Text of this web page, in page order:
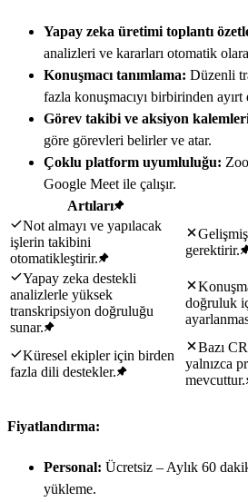
Yapay zeka üretimi toplantı
analizleri ve kararları otomatik
Konuşmacı tanımlama: Düzenli
fazla konuşmacıyı birbirinden ayırt
Görev takibi ve aksiyon
göre görevleri belirler ve atar.
Çoklu platform uyumluluğu:
Google Meet ile çalışır.
Artıları
Not almayı ve yapılacak
işlerin takibini
otomatikleştirir.
gerektirir.
Yapay zeka destekli
analizlerle yüksek
transkripsiyon doğruluğu
sunar.
doğruluk
Küresel ekipler için birden
fazla dili destekler.
Bazı
yalnızca
mevcuttur.
Fiyatlandırma:
Personal: Ücretsiz – Aylık 60
yükleme.